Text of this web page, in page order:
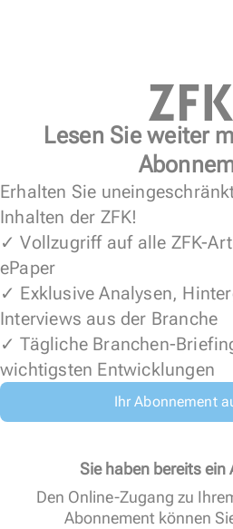
Lesen Sie weiter
Erhalten Sie
Inhalten der ZFK!
✓ Vollzugriff auf alle ZFK-
ePaper
✓ Exklusive Analysen,
Interviews aus der Branche
✓ Tägliche Branchen-
wichtigsten Entwicklungen
Ihr Abonnement
Sie haben bereits ein
Den Online-Zugang zu
Abonnement können